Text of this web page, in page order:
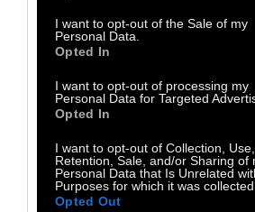
I want to opt-out of the Sale of my
Personal Data.
Opted In
I want to opt-out of processing my
Personal Data for Targeted
Opted In
I want to opt-out of Collection, Use,
Retention, Sale, and/or Sharing of
Personal Data that Is Unrelated
Purposes for which it was collected.
Opted Out
μιὰ μοναχικὴ παγκόσμιαν
Τί ὄμορφη ποὺ εἶσαι. Ἡ
τρομάζει.
Καὶ σὲ πεινάω. Καὶ σὲ διψάω.
Κρύψου.
Ἀθήνα 18.11.80